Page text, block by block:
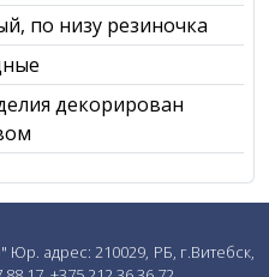
по низу резиночка
декорирован
адрес: 210029, РБ, г.Витебск,